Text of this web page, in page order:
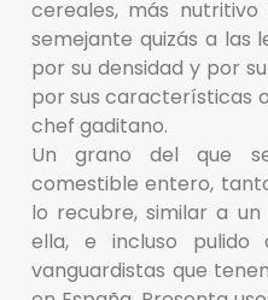
cereales, más
semejante quizás a las
por su densidad y por
por sus características
chef gaditano.
Un grano del que
comestible entero,
lo recubre, similar a
ella, e incluso pulido
vanguardistas que